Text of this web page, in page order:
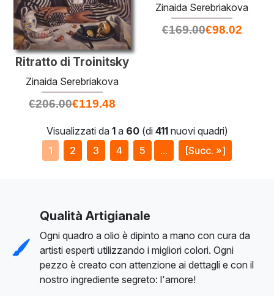
Zinaida Serebriakova
€169.00€98.02
Ritratto di Troinitsky
Zinaida Serebriakova
€206.00€119.48
Visualizzati da 1a 60(di 411nuovi quadri)
1
2 3 4 5 ... [Succ. »]
Qualità Artigianale
Ogni quadro a olio è dipinto a mano con cura da
artisti esperti utilizzando i migliori colori. Ogni
pezzo è creato con attenzione ai dettagli e con il
nostro ingrediente segreto: l'amore!